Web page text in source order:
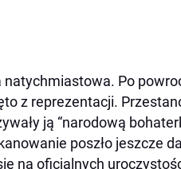
natychmiastowa. Po
z reprezentacji.
ją “narodową
poszło jeszcze
na oficjalnych